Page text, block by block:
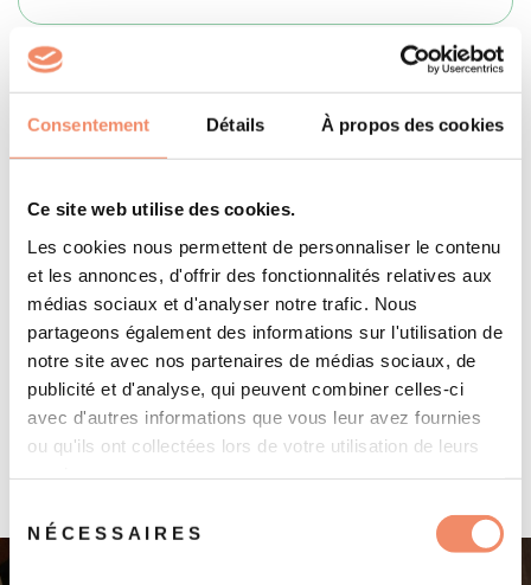
Consentement Détails À propos des cookies
Ce site web utilise des cookies.
Les cookies nous permettent de personnaliser le contenu
et les annonces, d'offrir des fonctionnalités relatives aux
médias sociaux et d'analyser notre trafic. Nous
partageons également des informations sur l'utilisation de
notre site avec nos partenaires de médias sociaux, de
publicité et d'analyse, qui peuvent combiner celles-ci
avec d'autres informations que vous leur avez fournies
ou qu'ils ont collectées lors de votre utilisation de leurs
du NÉCESSAIRES
Téléphone
Je consens à ce que Les Trouvailles de Marine collecte et
stocke mes données à partir de ce formulaire